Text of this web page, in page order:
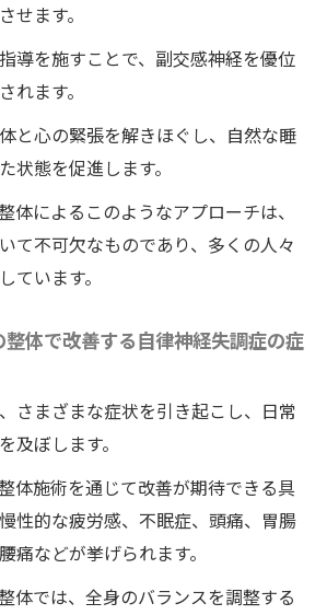
せます。
導を施すことで、副交感神経を優位
れます。
と心の緊張を解きほぐし、自然な睡
状態を促進します。
体によるこのようなアプローチは、
て不可欠なものであり、多くの人々
ています。
整体で改善する自律神経失調症の症
さまざまな症状を引き起こし、日常
及ぼします。
体施術を通じて改善が期待できる具
性的な疲労感、不眠症、頭痛、胃腸
痛などが挙げられます。
体では、全身のバランスを調整する